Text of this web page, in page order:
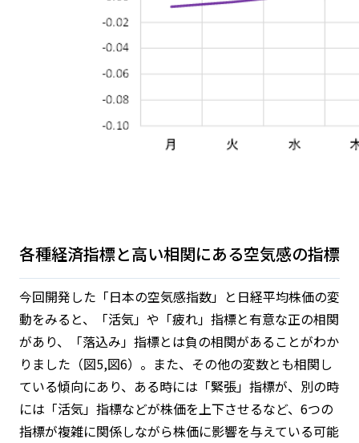
各種経済指標と高い相関にある空気感の指標
今回開発した「日本の空気感指数」と日経平均株価の変
動をみると、「活気」や「疲れ」指標と有意な正の相関
があり、「落込み」指標とは負の相関があることがわか
りました（図5,図6）。また、その他の変数とも相関し
ている傾向にあり、ある時には「緊張」指標が、別の時
には「活気」指標などが株価を上下させるなど、6つの
指標が複雑に関係しながら株価に影響を与えている可能